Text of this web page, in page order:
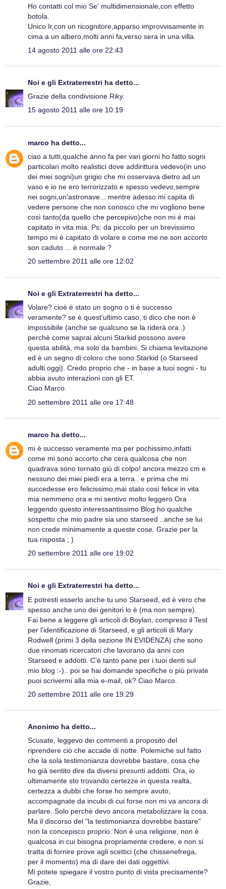
Ho contatti col mio Se' multidimensionale,con effetto
botola.
Unico Ir,con un ricognitore,apparso improvvisamente in
cima a un albero,molti anni fa,verso sera in una villa.
14 agosto 2011 alle ore 22:43
Noi e gli Extraterrestri ha detto...
Grazie della condivisione Riky.
15 agosto 2011 alle ore 10:19
marco ha detto...
ciao a tutti,qualche anno fa per vari giorni ho fatto sogni
particolari molto realistici dove addirittura vedevo(in uno
dei miei sogni)un grigio che mi osservava dietro ad un
vaso e io ne ero terrorizzato e spesso vedevo,sempre
nei sogni,un'astronave... mentre adesso mi capita di
vedere persone che non conosco che mi vogliono bene
così tanto(da quello che percepivo)che non mi è mai
capitato in vita mia. Ps: da piccolo per un brevissimo
tempo mi è capitato di volare e come me ne son accorto
son caduto ... è normale ?
20 settembre 2011 alle ore 12:02
Noi e gli Extraterrestri ha detto...
Volare? cioè è stato un sogno o ti è successo
veramente? se è quest'ultimo caso, ti dico che non è
impossibile (anche se qualcuno se la riderà ora..)
perchè come saprai alcuni Starkid possono avere
questa abilità, ma solo da bambini. Si chiama levitazione
ed è un segno di coloro che sono Starkid (o Starseed
adulti oggi). Credo proprio che - in base a tuoi sogni - tu
abbia avuto interazioni con gli ET.
Ciao Marco.
20 settembre 2011 alle ore 17:48
marco ha detto...
mi è successo veramente ma per pochissimo,infatti
come mi sono accorto che cera qualcosa che non
quadrava sono tornato giù di colpo! ancora mezzo cm e
nessuno dei miei piedi era a terra.. e prima che mi
succedesse ero felicissimo,mai stato così felice in vita
mia nemmeno ora e mi sentivo molto leggero.Ora
leggendo questo interessantissimo Blog ho qualche
sospetto che mio padre sia uno starseed ..anche se lui
non crede minimamente a queste cose. Grazie per la
tua risposta ; )
20 settembre 2011 alle ore 19:02
Noi e gli Extraterrestri ha detto...
E potresti esserlo anche tu uno Starseed, ed è vero che
spesso anche uno dei genitori lo è (ma non sempre).
Fai bene a leggere gli articoli di Boylan, compreso il Test
per l'identificazione di Starseed, e gli articoli di Mary
Rodwell (primi 3 della sezione IN EVIDENZA) che sono
due rinomati ricercatori che lavorano da anni con
Starseed e addotti. C'è tanto pane per i tuoi denti sul
mio blog :-).. poi se hai domande specifiche o più private
puoi scrivermi alla mia e-mail, ok? Ciao Marco.
20 settembre 2011 alle ore 19:29
Anonimo ha detto...
Scusate, leggevo dei commenti a proposito del
riprendere ciò che accade di notte. Polemiche sul fatto
che la sola testimonianza dovrebbe bastare, cosa che
ho già sentito dire da diversi presunti addotti. Ora, io
ultimamente sto trovando certezze in questa realtà,
certezza a dubbi che forse ho sempre avuto,
accompagnate da incubi di cui forse non mi va ancora di
parlare. Solo perchè devo ancora metabolizzare la cosa.
Ma il discorso del "la testimonianza dovrebbe bastare"
non la concepisco proprio. Non è una religione, non è
qualcosa in cui bisogna propriamente credere, e non si
tratta di fornire prove agli scettici (che chissenefrega,
per il momento) ma di dare dei dati oggettivi.
Mi potete spiegare il vostro punto di vista precisamente?
Grazie,